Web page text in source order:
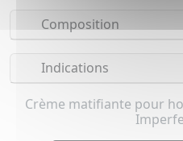
Composition
Indications
Crème matifiante pour